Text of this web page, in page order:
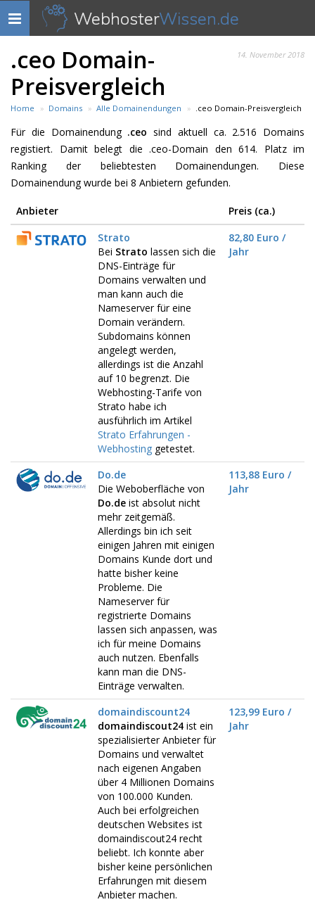
Navigation
anzeigen
WebhosterWissen.de
14. November 2018
.ceo Domain-
Preisvergleich
Home Domains Alle Domainendungen .ceo Domain-Preisvergleich
Für die Domainendung .ceo sind aktuell ca. 2.516 Domains
registiert. Damit belegt die .ceo-Domain den 614. Platz im
Ranking der beliebtesten Domainendungen. Diese
Domainendung wurde bei 8 Anbietern gefunden.
Anbieter
Preis (ca.)
Strato
Bei Strato lassen sich die
DNS-Einträge für
Domains verwalten und
man kann auch die
Nameserver für eine
Domain verändern.
Subdomains können
angelegt werden,
allerdings ist die Anzahl
auf 10 begrenzt. Die
Webhosting-Tarife von
Strato habe ich
ausführlich im Artikel
Strato Erfahrungen -
Webhosting getestet.
82,80 Euro /
Jahr
Do.de
Die Weboberfläche von
Do.de ist absolut nicht
mehr zeitgemäß.
Allerdings bin ich seit
einigen Jahren mit einigen
Domains Kunde dort und
hatte bisher keine
Probleme. Die
Nameserver für
registrierte Domains
lassen sich anpassen, was
ich für meine Domains
auch nutzen. Ebenfalls
kann man die DNS-
Einträge verwalten.
113,88 Euro /
Jahr
domaindiscount24
domaindiscout24 ist ein
spezialisierter Anbieter für
Domains und verwaltet
nach eigenen Angaben
über 4 Millionen Domains
von 100.000 Kunden.
Auch bei erfolgreichen
deutschen Websites ist
domaindiscout24 recht
beliebt. Ich konnte aber
bisher keine persönlichen
Erfahrungen mit diesem
Anbieter machen.
123,99 Euro /
Jahr